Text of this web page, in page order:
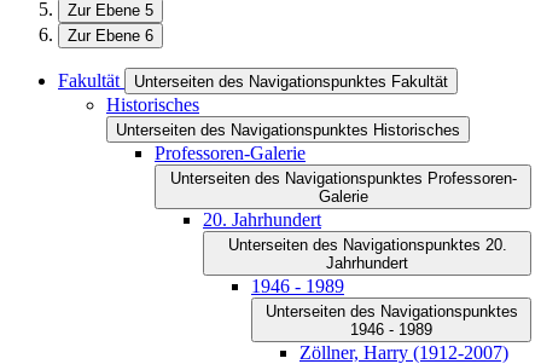
Zur Ebene 5
Zur Ebene 6
Fakultät Unterseiten des Navigationspunktes Fakultät
Historisches
Unterseiten des Navigationspunktes Historisches
Professoren-Galerie
Unterseiten des Navigationspunktes Professoren-
Galerie
20. Jahrhundert
Unterseiten des Navigationspunktes 20.
Jahrhundert
1946 - 1989
Unterseiten des Navigationspunktes
1946 - 1989
Zöllner, Harry (1912-2007)